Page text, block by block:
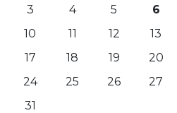
3
4 5 6
10
11 12 13
17
18 19 20
24
25 26 27
31